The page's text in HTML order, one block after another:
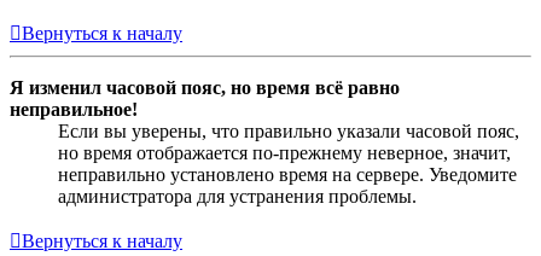
Вернуться к началу
Я изменил часовой пояс, но время всё равно
неправильное!
Если вы уверены, что правильно указали часовой пояс,
но время отображается по-прежнему неверное, значит,
неправильно установлено время на сервере. Уведомите
администратора для устранения проблемы.
Вернуться к началу